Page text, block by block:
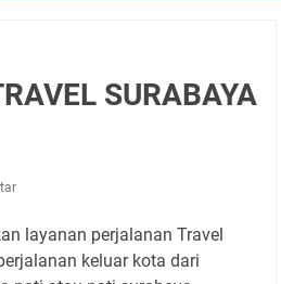
SURABAYA
layanan perjalanan Travel
keluar kota dari